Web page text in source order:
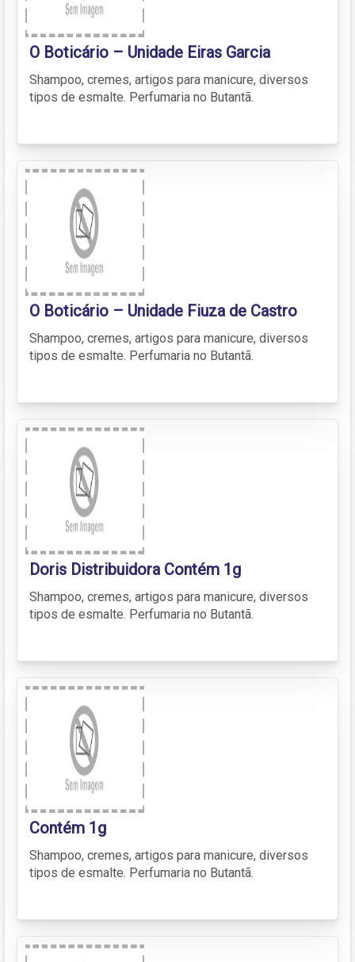
O Boticário – Unidade Eiras Garcia
Shampoo, cremes, artigos para manicure, diversos
tipos de esmalte. Perfumaria no Butantã.
O Boticário – Unidade Fiuza de Castro
Shampoo, cremes, artigos para manicure, diversos
tipos de esmalte. Perfumaria no Butantã.
Doris Distribuidora Contém 1g
Shampoo, cremes, artigos para manicure, diversos
tipos de esmalte. Perfumaria no Butantã.
Contém 1g
Shampoo, cremes, artigos para manicure, diversos
tipos de esmalte. Perfumaria no Butantã.